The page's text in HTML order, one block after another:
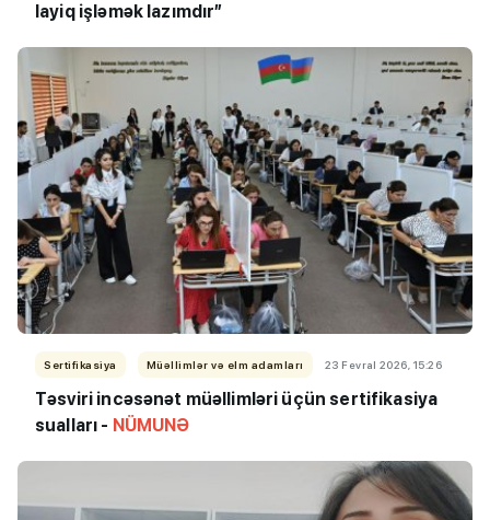
layiq işləmək lazımdır”
Sertifikasiya Müəllimlər və elm adamları 23 Fevral 2026, 15:26
Təsviri incəsənət müəllimləri üçün sertifikasiya
sualları - NÜMUNƏ